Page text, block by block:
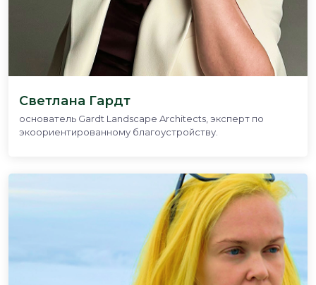
Светлана Гардт
основатель Gardt Landscape Architects, эксперт по
экоориентированному благоустройству.